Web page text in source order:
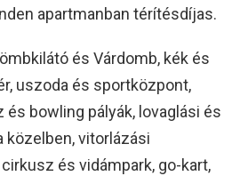
apartmanban térítésdíjas.
és Várdomb, kék és
uszoda és sportközpont,
bowling pályák, lovaglási és
közelben, vitorlázási
és vidámpark, go-kart,